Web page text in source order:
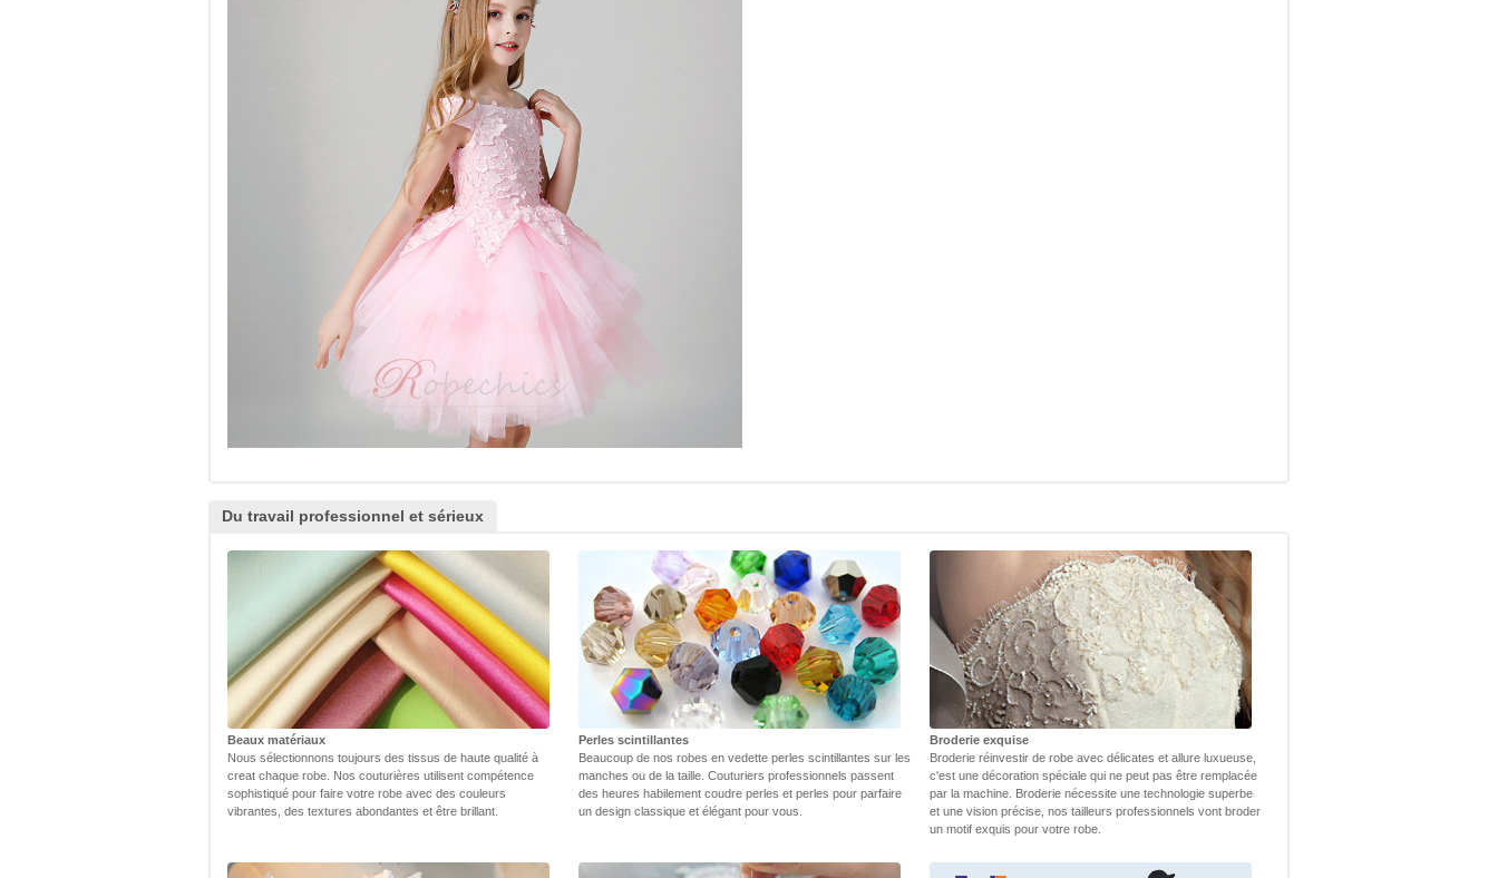
Du travail professionnel et sérieux
Beaux matériaux
Nous sélectionnons toujours des tissus de haute qualité à
creat chaque robe. Nos couturières utilisent compétence
sophistiqué pour faire votre robe avec des couleurs
vibrantes, des textures abondantes et être brillant.
Perles scintillantes
Beaucoup de nos robes en vedette perles scintillantes sur les
manches ou de la taille. Couturiers professionnels passent
des heures habilement coudre perles et perles pour parfaire
un design classique et élégant pour vous.
Broderie exquise
Broderie réinvestir de robe avec délicates et allure luxueuse,
c'est une décoration spéciale qui ne peut pas être remplacée
par la machine. Broderie nécessite une technologie superbe
et une vision précise, nos tailleurs professionnels vont broder
un motif exquis pour votre robe.